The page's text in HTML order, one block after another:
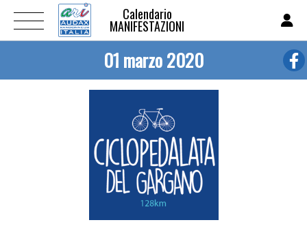
Calendario
MANIFESTAZIONI
01 marzo 2020